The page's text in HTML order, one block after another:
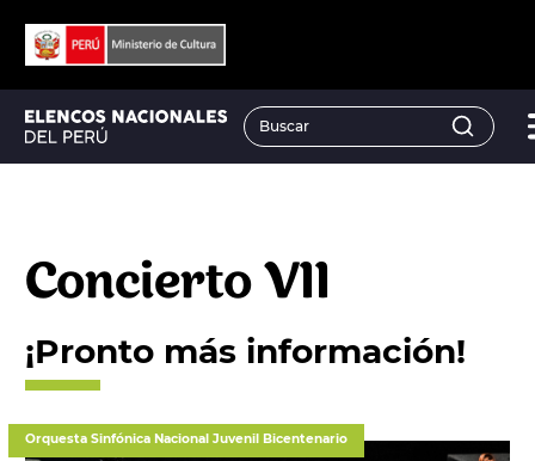
Concierto VII
¡Pronto más información!
Orquesta Sinfónica Nacional Juvenil Bicentenario